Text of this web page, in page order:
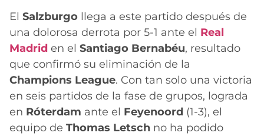
El Salzburgo llega a este partido después de
una dolorosa derrota por 5-1 ante el Real
Madrid en el Santiago Bernabéu, resultado
que confirmó su eliminación de la
Champions League. Con tan solo una victoria
en seis partidos de la fase de grupos, lograda
en Róterdam ante el Feyenoord (1-3), el
equipo de Thomas Letsch no ha podido